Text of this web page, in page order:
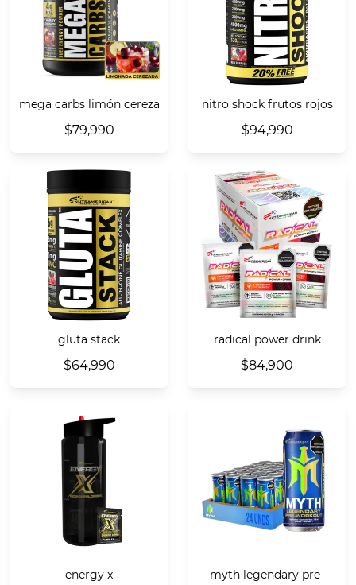
mega carbs limón cereza
$79,990
nitro shock frutos rojos
$94,990
gluta stack
$64,990
radical power drink
$84,900
energy x
myth legendary pre-